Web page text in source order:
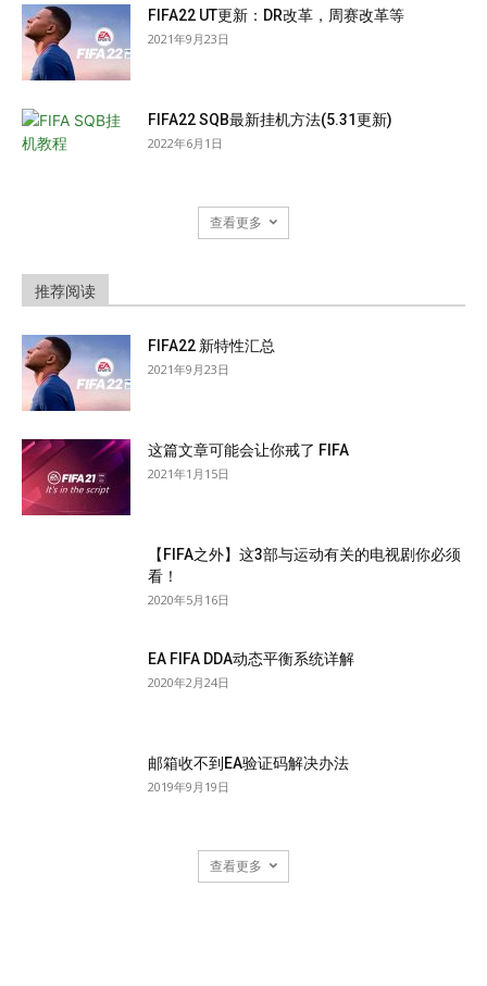
FIFA22 UT更新：DR改革，周赛改革等
2021年9月23日
FIFA22 SQB最新挂机方法(5.31更新)
2022年6月1日
查看更多
推荐阅读
FIFA22 新特性汇总
2021年9月23日
这篇文章可能会让你戒了 FIFA
2021年1月15日
【FIFA之外】这3部与运动有关的电视剧你必须
看！
2020年5月16日
EA FIFA DDA动态平衡系统详解
2020年2月24日
邮箱收不到EA验证码解决办法
2019年9月19日
查看更多